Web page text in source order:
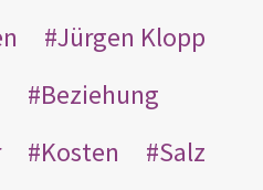
Jürgen Klopp
Beziehung
Kosten
Salz